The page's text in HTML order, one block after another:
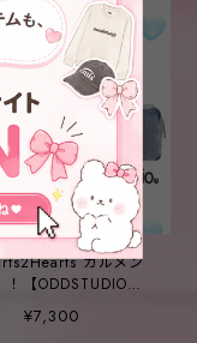
カルメン
！【ODDSTUDIO】
signature denim
duffel bag
¥7,300